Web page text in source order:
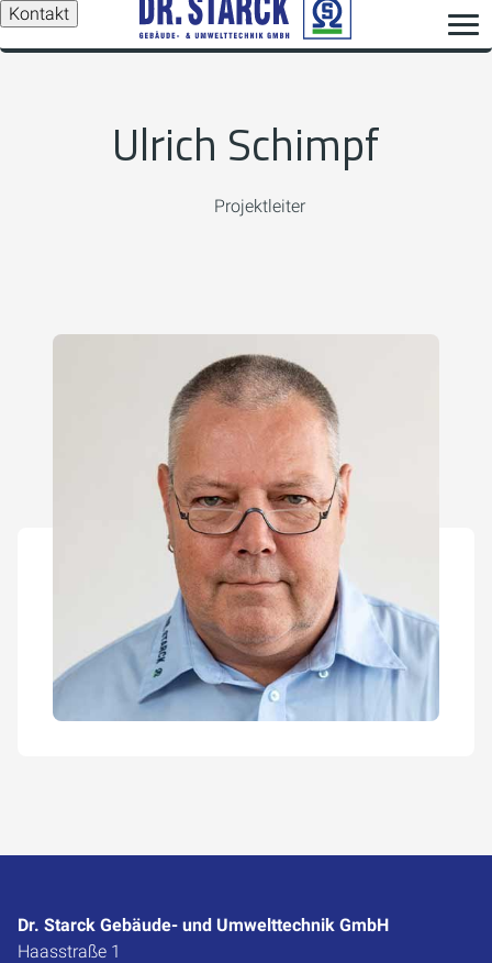
Kontakt
Ulrich Schimpf
Projektleiter
Dr. Starck Gebäude- und Umwelttechnik GmbH
Haasstraße 1